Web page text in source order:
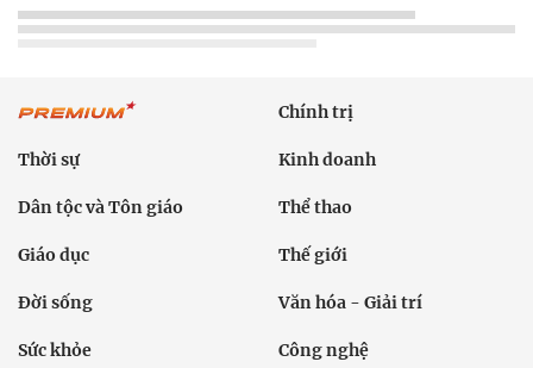
Chính trị
Thời sự Kinh doanh
Dân tộc và Tôn giáo Thể thao
Giáo dục Thế giới
Đời sống Văn hóa - Giải trí
Sức khỏe Công nghệ